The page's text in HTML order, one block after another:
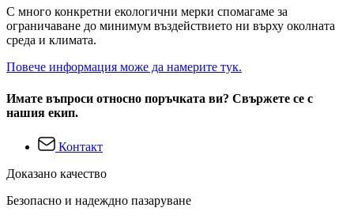
С много конкретни екологични мерки спомагаме за
ограничаване до минимум въздействието ни върху околната
среда и климата.
Повече информация може да намерите тук.
Имате въпроси относно поръчката ви? Свържете се с
нашия екип.
Контакт
Доказано качество
Безопасно и надеждно пазаруване